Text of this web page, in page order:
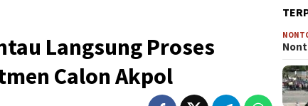
Langsung Proses
Calon Akpol